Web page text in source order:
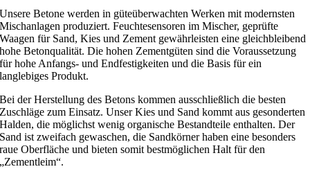
Unsere Betone werden in güteüberwachten Werken mit modernsten
Mischanlagen produziert. Feuchtesensoren im Mischer, geprüfte
Waagen für Sand, Kies und Zement gewährleisten eine gleichbleibend
hohe Betonqualität. Die hohen Zementgüten sind die Voraussetzung
für hohe Anfangs- und Endfestigkeiten und die Basis für ein
langlebiges Produkt.
Bei der Herstellung des Betons kommen ausschließlich die besten
Zuschläge zum Einsatz. Unser Kies und Sand kommt aus gesonderten
Halden, die möglichst wenig organische Bestandteile enthalten. Der
Sand ist zweifach gewaschen, die Sandkörner haben eine besonders
raue Oberfläche und bieten somit bestmöglichen Halt für den
„Zementleim“.